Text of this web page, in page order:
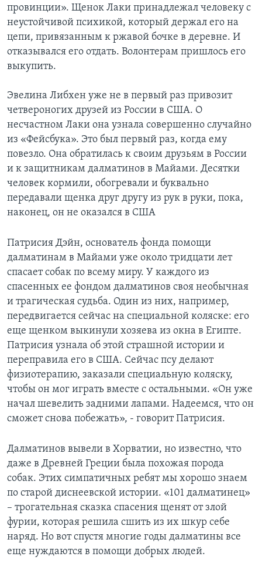
провинции». Щенок Лаки принадлежал человеку с
неустойчивой психикой, который держал его на
цепи, привязанным к ржавой бочке в деревне. И
отказывался его отдать. Волонтерам пришлось его
выкупить.
Эвелина Либхен уже не в первый раз привозит
четвероногих друзей из России в США. О
несчастном Лаки она узнала совершенно случайно
из «Фейсбука». Это был первый раз, когда ему
повезло. Она обратилась к своим друзьям в России
и к защитникам далматинов в Майами. Десятки
человек кормили, обогревали и буквально
передавали щенка друг другу из рук в руки, пока,
наконец, он не оказался в США
Патрисия Дэйн, основатель фонда помощи
далматинам в Майами уже около тридцати лет
спасает собак по всему миру. У каждого из
спасенных ее фондом далматинов своя необычная
и трагическая судьба. Один из них, например,
передвигается сейчас на специальной коляске: его
еще щенком выкинули хозяева из окна в Египте.
Патрисия узнала об этой страшной истории и
переправила его в США. Сейчас псу делают
физиотерапию, заказали специальную коляску,
чтобы он мог играть вместе с остальными. «Он уже
начал шевелить задними лапами. Надеемся, что он
сможет снова побежать», - говорит Патрисия.
Далматинов вывели в Хорватии, но известно, что
даже в Древней Греции была похожая порода
собак. Этих симпатичных ребят мы хорошо знаем
по старой диснеевской истории. «101 далматинец»
– трогательная сказка спасения щенят от злой
фурии, которая решила сшить из их шкур себе
наряд. Но вот спустя многие годы далматины все
еще нуждаются в помощи добрых людей.